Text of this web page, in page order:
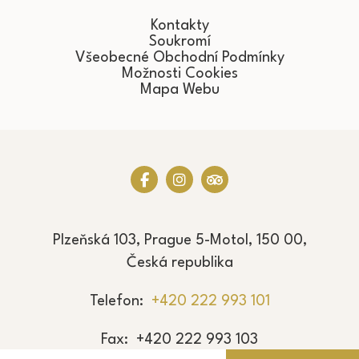
Kontakty
Soukromí
Všeobecné Obchodní Podmínky
Možnosti Cookies
Mapa Webu
Plzeňská 103, Prague 5-Motol, 150 00,
Česká republika
Telefon +420 222 993 101
Fax +420 222 993 103